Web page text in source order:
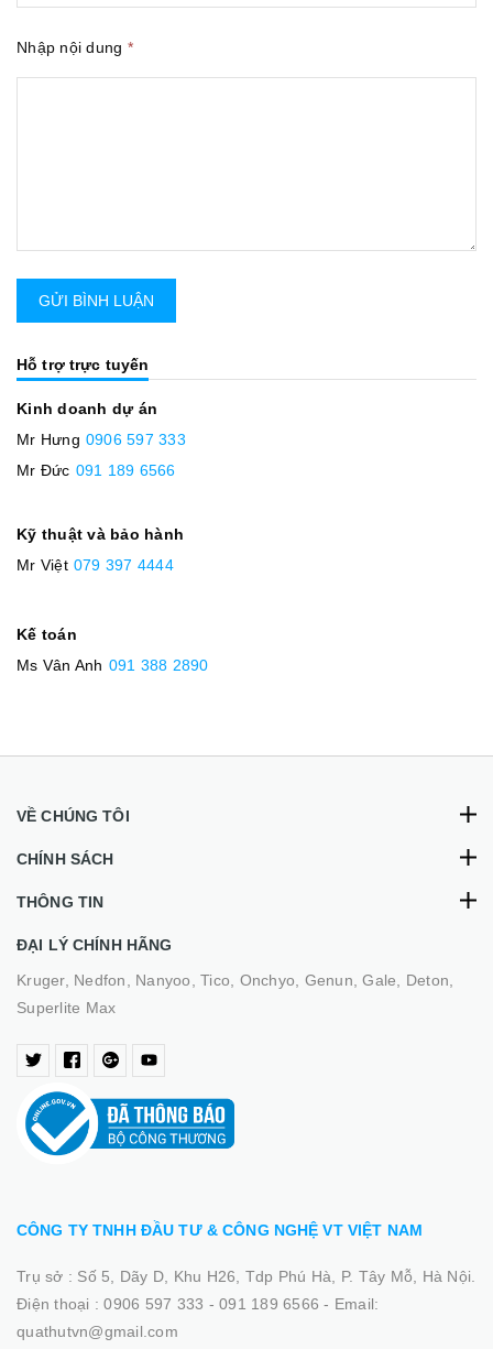
Nhập nội dung *
GỬI BÌNH LUẬN
Hỗ trợ trực tuyến
Kinh doanh dự án
Mr Hưng 0906 597 333
Mr Đức 091 189 6566
Kỹ thuật và bảo hành
Mr Việt 079 397 4444
Kế toán
Ms Vân Anh 091 388 2890
VỀ CHÚNG TÔI
CHÍNH SÁCH
THÔNG TIN
ĐẠI LÝ CHÍNH HÃNG
Kruger, Nedfon, Nanyoo, Tico, Onchyo, Genun, Gale, Deton,
Superlite Max
CÔNG TY TNHH ĐẦU TƯ & CÔNG NGHỆ VT VIỆT NAM
Trụ sở : Số 5, Dãy D, Khu H26, Tdp Phú Hà, P. Tây Mỗ, Hà Nội.
Điện thoại :0906 597 333 - 091 189 6566 - Email:
quathutvn@gmail.com